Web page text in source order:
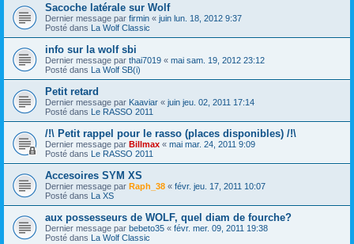
Sacoche latérale sur Wolf
Dernier message par firmin « juin lun. 18, 2012 9:37
Posté dans La Wolf Classic
info sur la wolf sbi
Dernier message par thai7019 « mai sam. 19, 2012 23:12
Posté dans La Wolf SB(i)
Petit retard
Dernier message par Kaaviar « juin jeu. 02, 2011 17:14
Posté dans Le RASSO 2011
/!\ Petit rappel pour le rasso (places disponibles) /!\
Dernier message par Billmax « mai mar. 24, 2011 9:09
Posté dans Le RASSO 2011
Accesoires SYM XS
Dernier message par Raph_38 « févr. jeu. 17, 2011 10:07
Posté dans La XS
aux possesseurs de WOLF, quel diam de fourche?
Dernier message par bebeto35 « févr. mer. 09, 2011 19:38
Posté dans La Wolf Classic